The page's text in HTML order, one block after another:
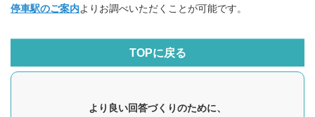
停車駅のご案内よりお調べいただくことが可能です。
TOPに戻る
より良い回答づくりのために、